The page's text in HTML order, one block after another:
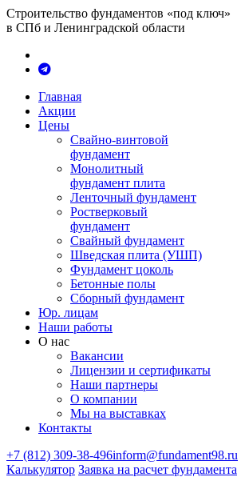
Строительство фундаментов «под ключ»
в СПб и Ленинградской области
Главная
Акции
Цены
Свайно-винтовой
фундамент
Монолитный
фундамент плита
Ленточный фундамент
Ростверковый
фундамент
Свайный фундамент
Шведская плита (УШП)
Фундамент цоколь
Бетонные полы
Сборный фундамент
Юр. лицам
Наши работы
О нас
Вакансии
Лицензии и сертификаты
Наши партнеры
О компании
Мы на выставках
Контакты
+7 (812) 309-38-496inform@fundament98.ru
Калькулятор Заявка на расчет фундамента